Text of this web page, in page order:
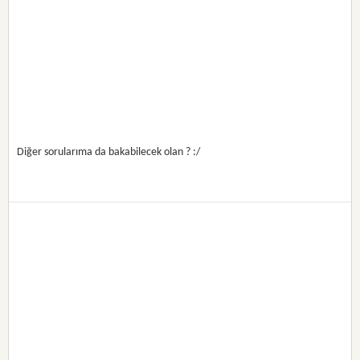
Diğer sorularıma da bakabilecek olan ? :/